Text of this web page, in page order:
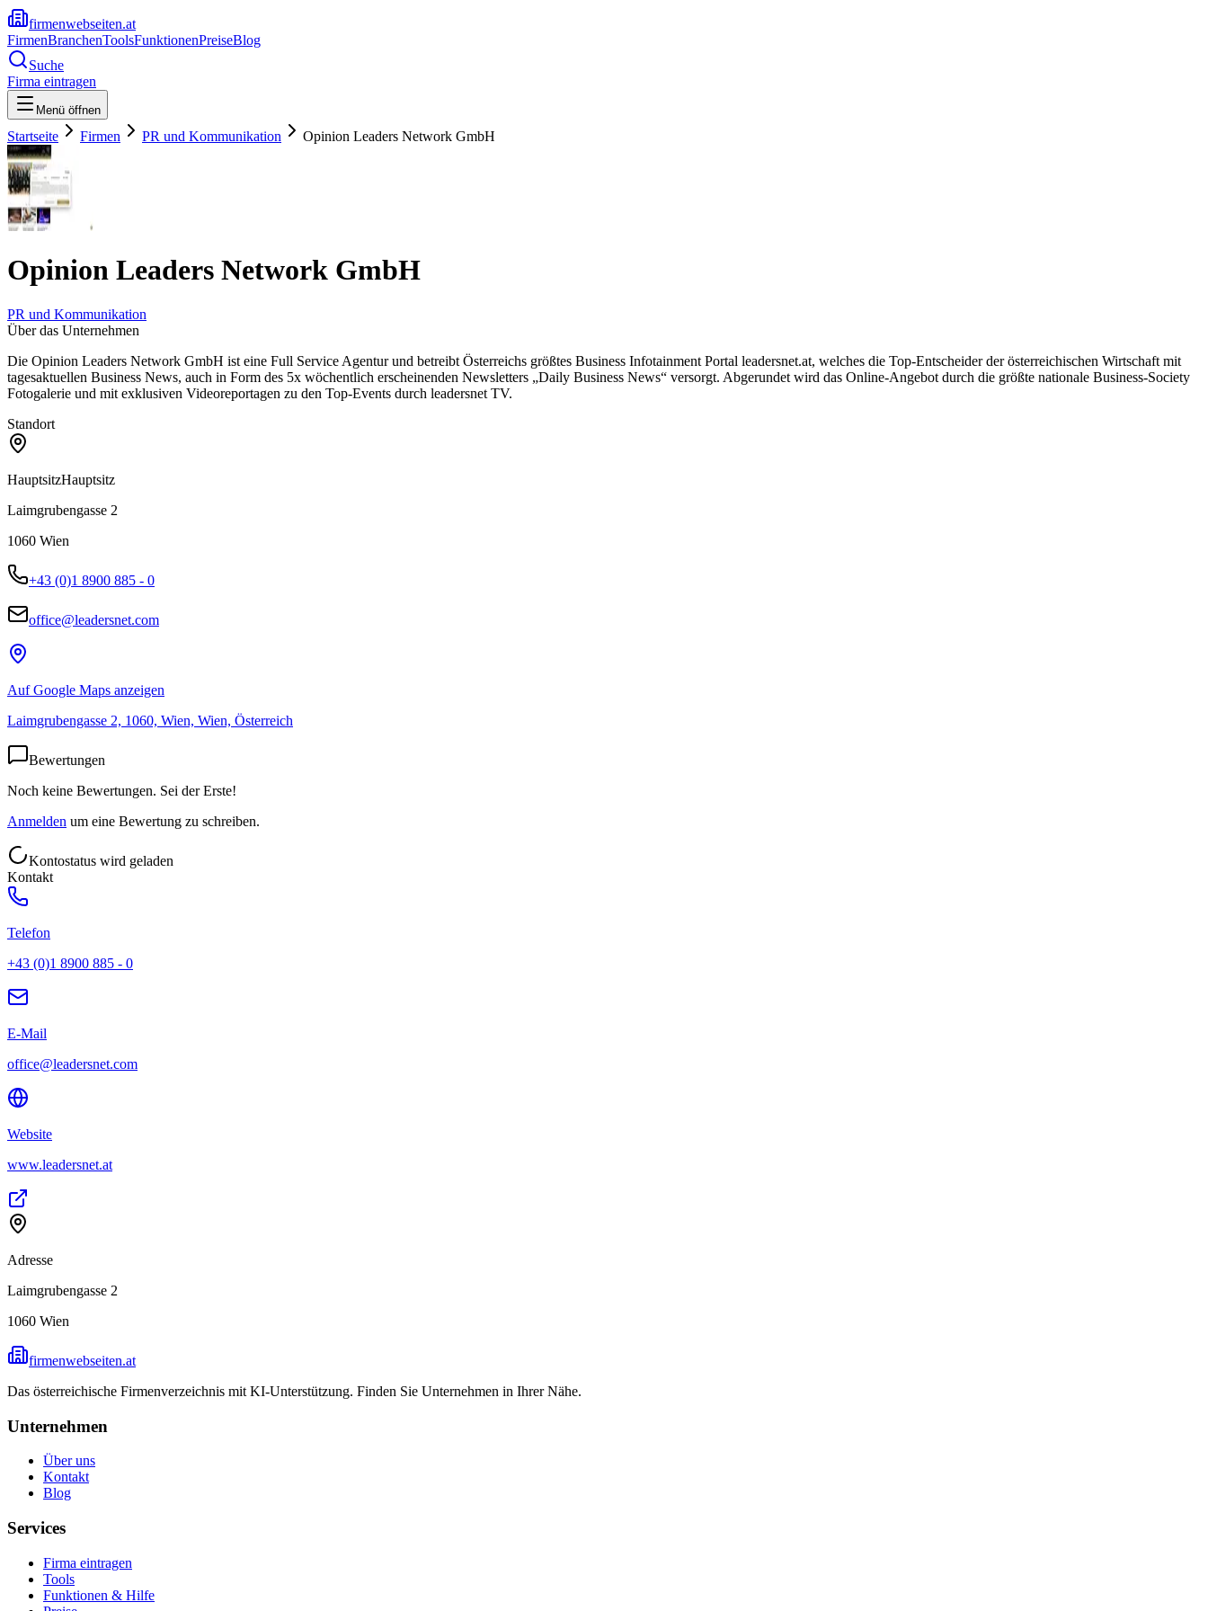
firmenwebseiten.at
FirmenBranchenToolsFunktionenPreiseBlog
Suche
Firma eintragen
Menü öffnen
Startseite Firmen PR und Kommunikation Opinion Leaders Network GmbH
Opinion Leaders Network GmbH
PR und Kommunikation
Über das Unternehmen
Die Opinion Leaders Network GmbH ist eine Full Service Agentur und betreibt Österreichs größtes Business Infotainment Portal leadersnet.at, welches die Top-Entscheider der österreichischen Wirtschaft mit
tages­aktuellen Business News, auch in Form des 5x wöchentlich erscheinenden Newsletters „Daily Business News“ versorgt. Abgerundet wird das Online-Angebot durch die größte nationale Business-Society
Fotogalerie und mit exklusiven Videoreportagen zu den Top-Events durch leadersnet TV.
Standort
HauptsitzHauptsitz
Laimgrubengasse 2
1060 Wien
+43 (0)1 8900 885 - 0
office@leadersnet.com
Auf Google Maps anzeigen
Laimgrubengasse 2, 1060, Wien, Wien, Österreich
Bewertungen
Noch keine Bewertungen. Sei der Erste!
Anmelden um eine Bewertung zu schreiben.
Kontostatus wird geladen
Kontakt
Telefon
+43 (0)1 8900 885 - 0
E-Mail
office@leadersnet.com
Website
www.leadersnet.at
Adresse
Laimgrubengasse 2
1060 Wien
firmenwebseiten.at
Das österreichische Firmenverzeichnis mit KI-Unterstützung. Finden Sie Unternehmen in Ihrer Nähe.
Unternehmen
Über uns
Kontakt
Blog
Services
Firma eintragen
Tools
Funktionen & Hilfe